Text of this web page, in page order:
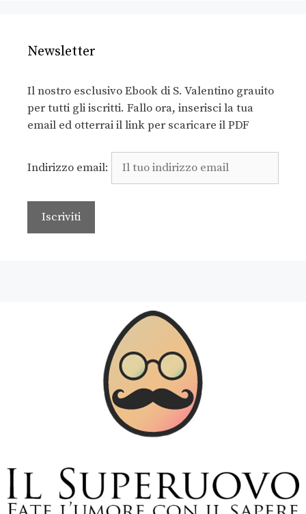
Newsletter
Il nostro esclusivo Ebook di S. Valentino grauito
per tutti gli iscritti. Fallo ora, inserisci la tua
email ed otterrai il link per scaricare il PDF
Indirizzo email: